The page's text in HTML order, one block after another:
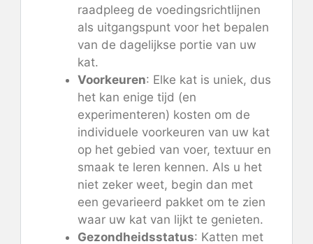
raadpleeg de voedingsrichtlijnen
als uitgangspunt voor het bepalen
van de dagelijkse portie van uw
kat.
Voorkeuren: Elke kat is uniek, dus
het kan enige tijd (en
experimenteren) kosten om de
individuele voorkeuren van uw kat
op het gebied van voer, textuur en
smaak te leren kennen. Als u het
niet zeker weet, begin dan met
een gevarieerd pakket om te zien
waar uw kat van lijkt te genieten.
Gezondheidsstatus: Katten met